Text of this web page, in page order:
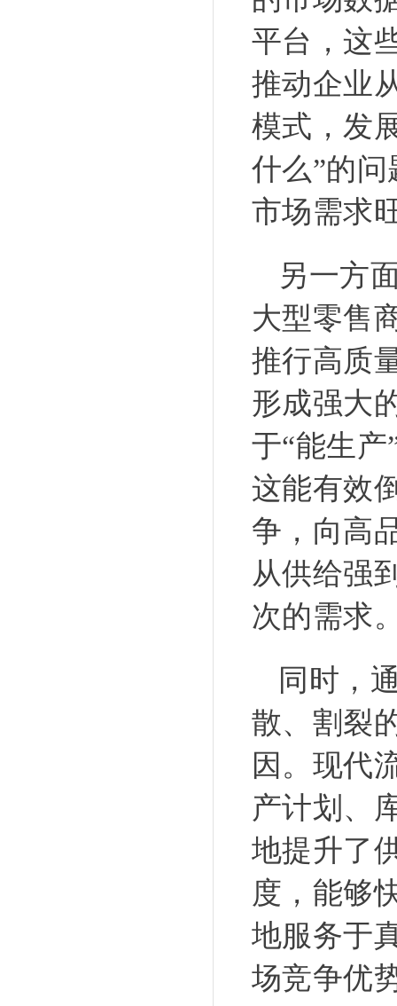
平台，这
推动企业
模式，发
什么”的
市场需求
另一方
大型零售
推行高质
形成强大
于“能生产
这能有效
争，向高
从供给强
次的需求
同时，
散、割裂
因。现代
产计划、
地提升了
度，能够
地服务于
场竞争优